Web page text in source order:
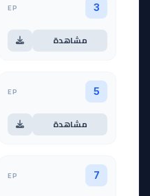
3
EP
مشاهدة
5
EP
مشاهدة
7
EP